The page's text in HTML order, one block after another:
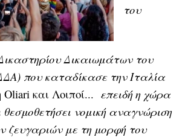
του
Δικαιωμάτων του
που καταδίκασε την Ιταλία
και Λοιποί... επειδή η χώρα
θεσμοθετήσει νομική αναγνώριση
ζευγαριών με τη μορφή του